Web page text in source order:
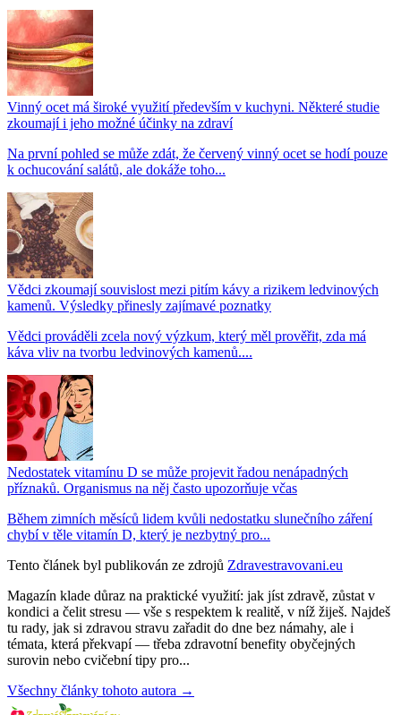
Vinný ocet má široké využití především v kuchyni. Některé studie
zkoumají i jeho možné účinky na zdraví
Na první pohled se může zdát, že červený vinný ocet se hodí pouze
k ochucování salátů, ale dokáže toho...
Vědci zkoumají souvislost mezi pitím kávy a rizikem ledvinových
kamenů. Výsledky přinesly zajímavé poznatky
Vědci prováděli zcela nový výzkum, který měl prověřit, zda má
káva vliv na tvorbu ledvinových kamenů....
Nedostatek vitamínu D se může projevit řadou nenápadných
příznaků. Organismus na něj často upozorňuje včas
Během zimních měsíců lidem kvůli nedostatku slunečního záření
chybí v těle vitamín D, který je nezbytný pro...
Tento článek byl publikován ze zdrojů Zdravestravovani.eu
Magazín klade důraz na praktické využití: jak jíst zdravě, zůstat v
kondici a čelit stresu — vše s respektem k realitě, v níž žiješ. Najdeš
tu rady, jak si zdravou stravu zařadit do dne bez námahy, ale i
témata, která překvapí — třeba zdravotní benefity obyčejných
surovin nebo cvičební tipy pro...
Všechny články tohoto autora →